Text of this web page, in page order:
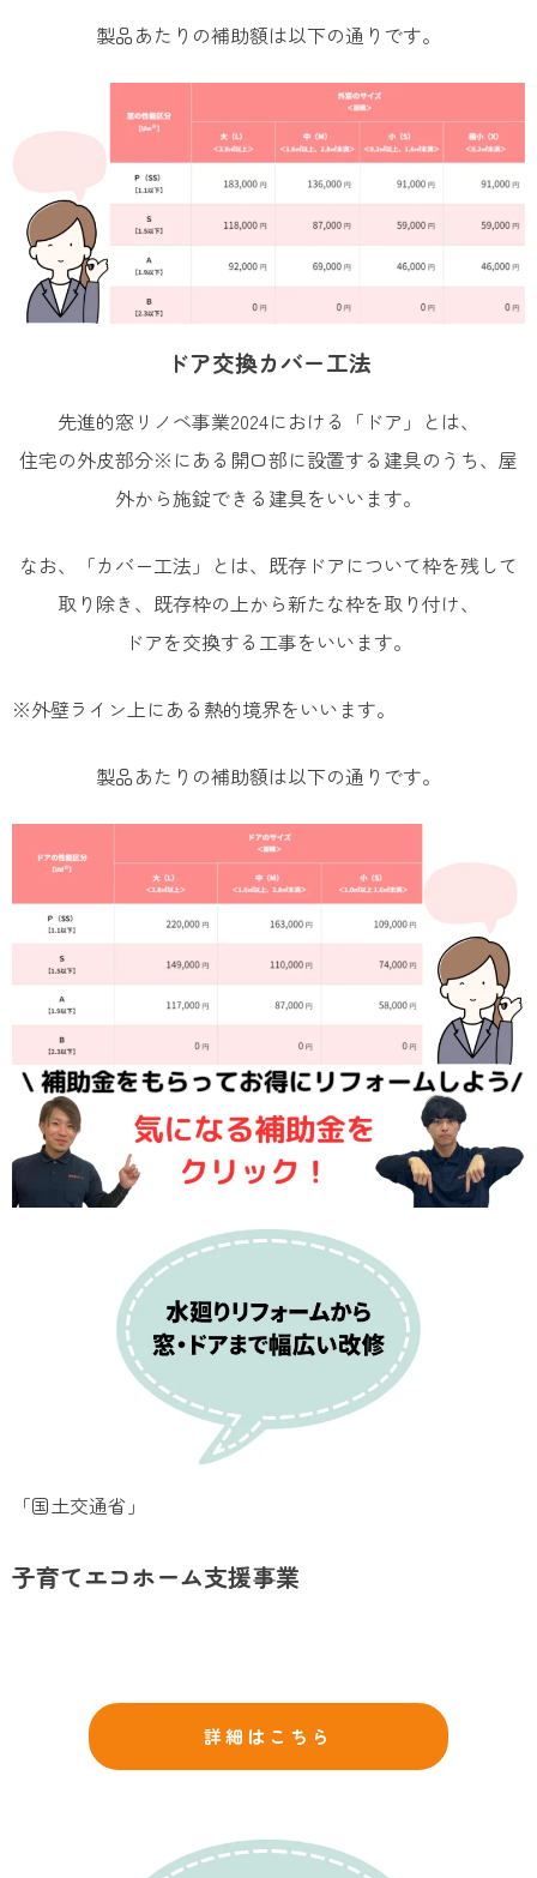
製品あたりの補助額は以下の通りです。
ドア交換カバー工法
先進的窓リノベ事業2024における「ドア」とは、​
住宅の外皮部分※にある開口部に設置する建具のうち、屋
外から施錠できる建具をいいます。
なお、「カバー工法」とは、既存ドアについて枠を残して
取り除き、既存枠の上から新たな枠を取り付け、​
ドアを交換する工事をいいます。
※外壁ライン上にある熱的境界をいいます。
製品あたりの補助額は以下の通りです。
「国土交通省」
子育てエコホーム支援事業
詳細はこちら